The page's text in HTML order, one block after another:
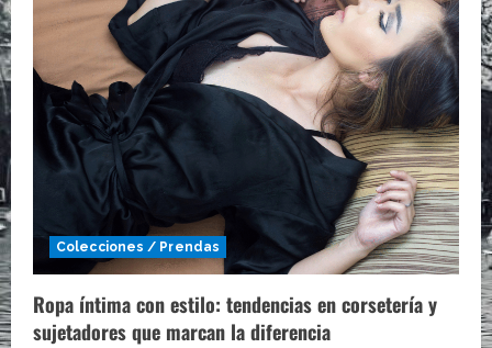
Colecciones / Prendas
Ropa íntima con estilo: tendencias en corsetería y
sujetadores que marcan la diferencia